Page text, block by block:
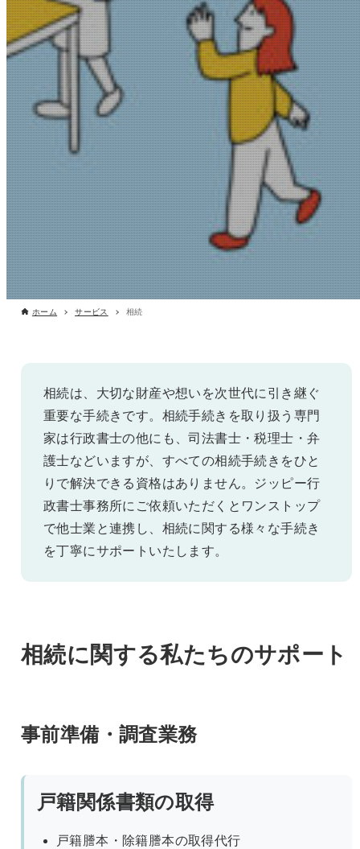
ホーム サービス 相続
相続は、大切な財産や想いを次世代に引き継ぐ
重要な手続きです。相続手続きを取り扱う専門
家は行政書士の他にも、司法書士・税理士・弁
護士などいますが、すべての相続手続きをひと
りで解決できる資格はありません。ジッピー行
政書士事務所にご依頼いただくとワンストップ
で他士業と連携し、相続に関する様々な手続き
を丁寧にサポートいたします。
相続に関する私たちのサポート
事前準備・調査業務
戸籍関係書類の取得
戸籍謄本・除籍謄本の取得代行